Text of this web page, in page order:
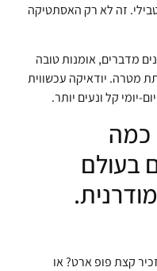
זה לא רק האסתטיקה
מדברים, אומנות טובה
מטרה. יודאיקה עכשווית
יומי קל ונעים יותר.
כמה
בעולם
קצת פופ ארט? או